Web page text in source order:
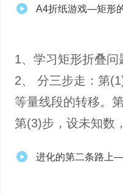
A4折纸游戏—矩形
1、学习矩形折叠问
2、 分三步走：第
等量线段的转移。
第(3)步，设未知数
进化的第二条路上